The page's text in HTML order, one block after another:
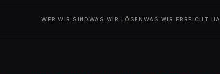
WER WIR SIND WAS WIR LÖSEN WAS WIR ERREICHT